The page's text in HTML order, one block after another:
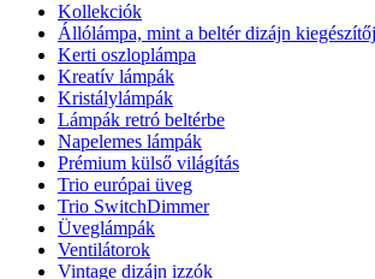
Kollekciók
Állólámpa, mint a beltér dizájn
Kerti oszloplámpa
Kreatív lámpák
Kristálylámpák
Lámpák retró beltérbe
Napelemes lámpák
Prémium külső világítás
Trio európai üveg
Trio SwitchDimmer
Üveglámpák
Ventilátorok
Vintage dizájn izzók